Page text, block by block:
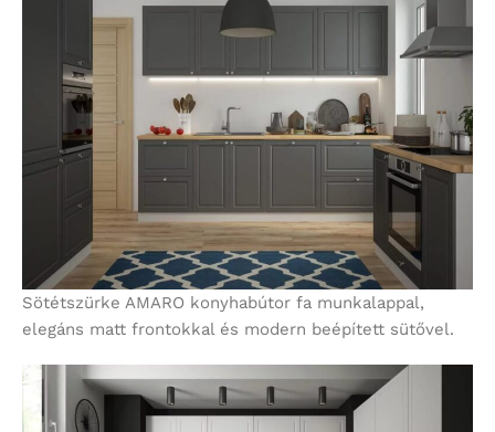
Sötétszürke AMARO konyhabútor fa munkalappal,
elegáns matt frontokkal és modern beépített sütővel.